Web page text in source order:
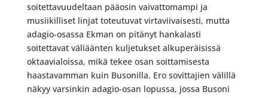
soitettavuudeltaan pääosin vaivattomampi ja
musiikilliset linjat toteutuvat virtaviivaisesti, mutta
adagio-osassa Ekman on pitänyt hankalasti
soitettavat väliäänten kuljetukset alkuperäisissä
oktaavialoissa, mikä tekee osan soittamisesta
haastavamman kuin Busonilla. Ero sovittajien välillä
näkyy varsinkin adagio-osan lopussa, jossa Busoni